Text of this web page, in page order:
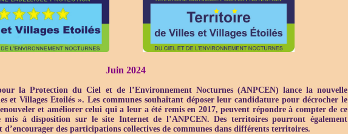
Juin 2024
la Protection du Ciel et de l’Environnement Nocturnes (ANPCEN) lance la nouvelle
et Villages Etoilés ». Les communes souhaitant déposer leur candidature pour décrocher le
et améliorer celui qui a leur a été remis en 2017, peuvent répondre à compter de ce
mis à disposition sur le site Internet de l’ANPCEN.Des territoires pourront également
des participations collectives de communes dans différents territoires.